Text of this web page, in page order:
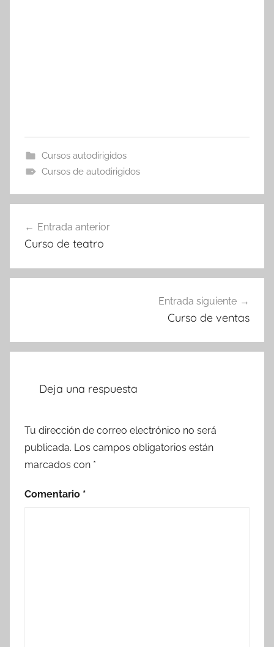
Cursos autodirigidos
Cursos de autodirigidos
de
Entrada anterior
Curso de teatro
Entrada siguiente
Curso de ventas
Deja una respuesta
Tu dirección de correo electrónico no será
publicada. Los campos obligatorios están
marcados con *
Comentario *